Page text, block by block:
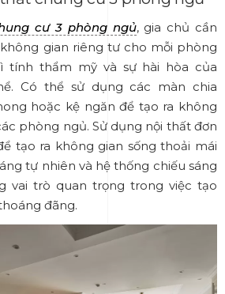
cư 3 phòng ngủ, gia chủ cần
gian riêng tư cho mỗi phòng
tính thẩm mỹ và sự hài hòa của
Có thể sử dụng các màn chia
hoặc kệ ngăn để tạo ra không
phòng ngủ. Sử dụng nội thất đơn
tạo ra không gian sống thoải mái
tự nhiên và hệ thống chiếu sáng
vai trò quan trọng trong việc tạo
đãng.